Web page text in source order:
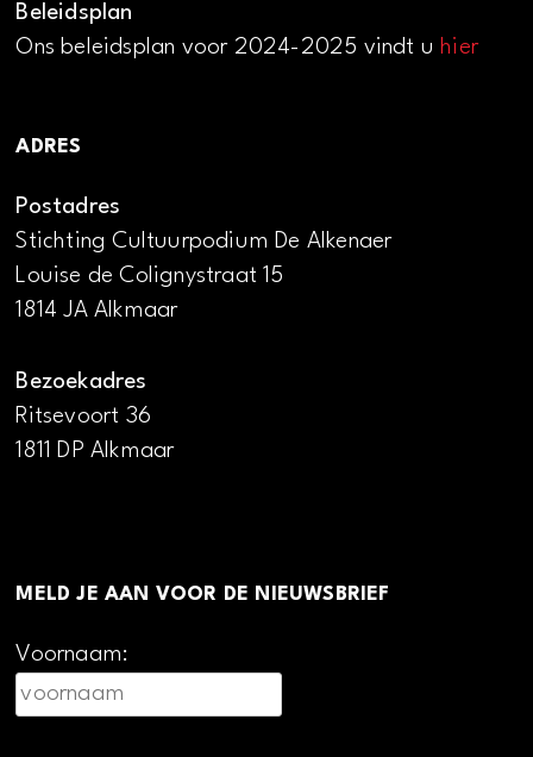
Beleidsplan
Ons beleidsplan voor 2024-2025 vindt uhier
ADRES
Postadres
Stichting Cultuurpodium De Alkenaer
Louise de Colignystraat 15
1814 JA Alkmaar
Bezoekadres
Ritsevoort 36
1811 DP Alkmaar
MELD JE AAN VOOR DE NIEUWSBRIEF
Voornaam: